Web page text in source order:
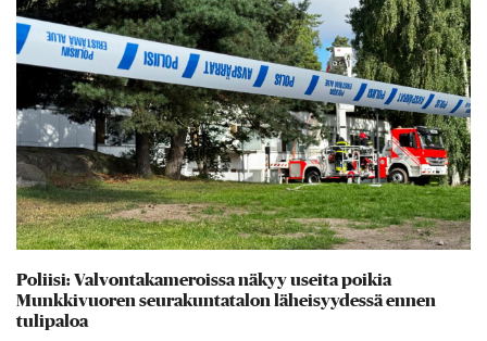
Poliisi: Valvontakameroissa näkyy useita poikia
Munkkivuoren seurakuntatalon läheisyydessä ennen
tulipaloa